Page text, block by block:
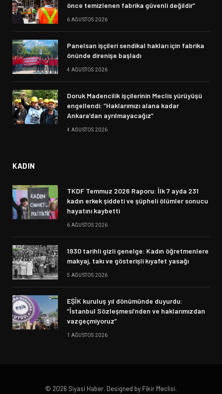
önce temizlenen fabrika güvenli değildir”
6 AĞUSTOS 2026
Panelsan işçileri sendikal hakları için fabrika
önünde direnişe başladı
4 AĞUSTOS 2026
Doruk Madencilik işçilerinin Meclis yürüyüşü
engellendi: “Haklarımızı alana kadar
Ankara’dan ayrılmayacağız”
4 AĞUSTOS 2026
KADIN
TKDF Temmuz 2026 Raporu: İlk 7 ayda 231
kadın erkek şiddeti ve şüpheli ölümler sonucu
hayatını kaybetti
6 AĞUSTOS 2026
1930 tarihli gizli genelge: Kadın öğretmenlere
makyaj, takı ve gösterişli kıyafet yasağı
5 AĞUSTOS 2026
EŞİK kuruluş yıl dönümünde duyurdu:
“İstanbul Sözleşmesi’nden ve haklarımızdan
vazgeçmiyoruz”
1 AĞUSTOS 2026
© 2026 Siyasi Haber. Designed by Fikir Meclisi.